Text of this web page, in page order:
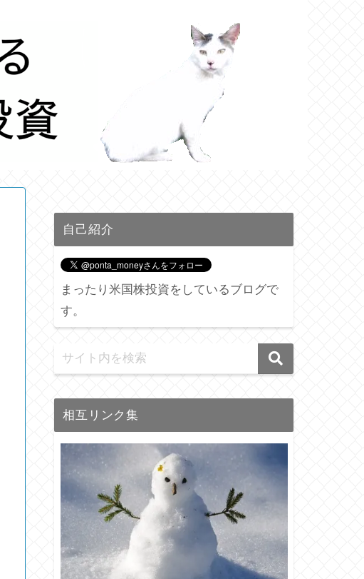
自己紹介
まったり米国株投資をしているブログで
す。
相互リンク集